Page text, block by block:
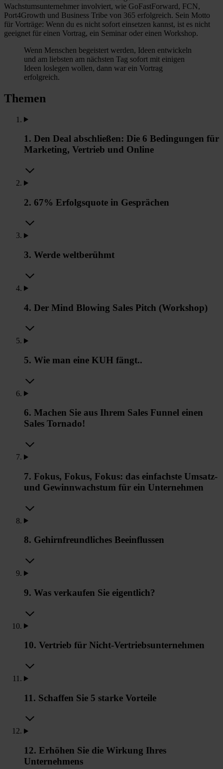
Wachstumsunternehmer involviert, wie GoFastForward, FCN,
Port4Growth und Business Tribe von 365 erfolgreich. Sein Motto
für Vorträge: Wenn du es nicht sofort einsetzen kannst, ist es nicht
geeignet für einen Vortrag, ein Seminar oder einen Workshop.
Wenn Menschen begeistert werden, Ideen entwickeln
und am liebsten am nächsten Tag sofort mit einigen
Ideen loslegen wollen, dann war ein Vortrag
erfolgreich.
Themen
1. Den Deal abschließen: Die 6 Bedingungen für
Marketing, Vertrieb und Online
2. 67% Erfolgsquote in Gesprächen
3. Werde weltberühmt
4. Der Mind Blowing Sales Pitch (Workshop)
5. Wie man eine KUH fängt..
6. Machen Sie aus Ihrem Sales Funnel einen
Sales Tornado!
7. Fokus, Fokus, Fokus: das einfachste Umsatz-
und Gewinnwachstum für ein Unternehmen
8. Gehirnfreundliches Beeinflussen
9. Was verkaufen Sie eigentlich?
10. Vertrieb für Nicht-Vertriebsunternehmen
11. Schaffen Sie 5 starke Vorteile
12. Erhöhen Sie die Wirkung Ihres
Unternehmens